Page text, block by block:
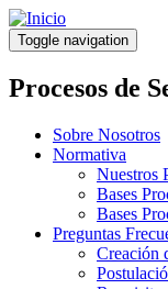
Pasar
al
contenido
principal
Toggle navigation
Procesos de
Sobre Nosotros
Normativa
Nuestros
Bases
Bases
Preguntas
Creación